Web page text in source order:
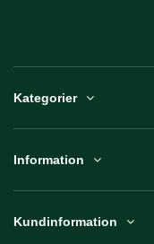
Kategorier
Information
Kundinformation